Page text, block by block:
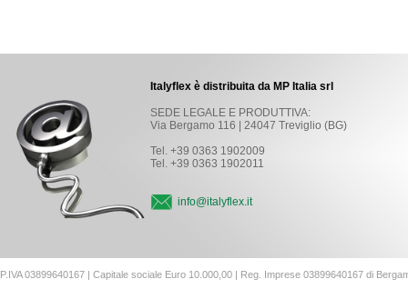
Italyflex è distribuita da MP Italia srl
SEDE LEGALE E PRODUTTIVA:
Via Bergamo 116 | 24047 Treviglio (BG)
Tel. +39 0363 1902009
Tel. +39 0363 1902011
info@italyflex.it
P.IVA 03899640167 | Capitale sociale Euro 10.000,00 | Reg. Imprese 03899640167 di